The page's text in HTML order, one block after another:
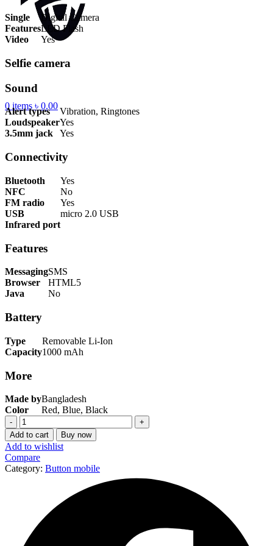
0 items ৳ 0.00
Single
Digital Camera
FeaturesLED Flash
Video
Yes
Selfie camera
Sound
Alert types
Vibration, Ringtones
LoudspeakerYes
3.5mm jack
Yes
Connectivity
Bluetooth
Yes
NFC
No
FM radio
Yes
USB
micro 2.0 USB
Infrared port
Features
MessagingSMS
Browser
HTML5
Java
No
Battery
Type
Removable Li-Ion
Capacity1000 mAh
More
Made byBangladesh
Color
Red, Blue, Black
Walton
Olvio
ML19
(
বাটন
মোবাইল
quantity
Add to cart Buy now
Add to wishlist
Compare
Category: Button mobile